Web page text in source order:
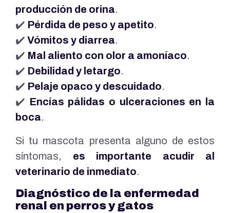
producción de orina.
✔️ Pérdida de peso y apetito.
✔️ Vómitos y diarrea.
✔️ Mal aliento con olor a amoníaco.
✔️ Debilidad y letargo.
✔️ Pelaje opaco y descuidado.
✔️ Encías pálidas o ulceraciones en la
boca.
Si tu mascota presenta alguno de estos
síntomas, es importante acudir al
veterinario de inmediato.
Diagnóstico de la enfermedad
renal en perros y gatos